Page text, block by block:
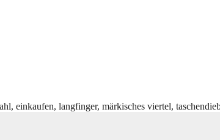
, einkaufen, langfinger, märkisches viertel,